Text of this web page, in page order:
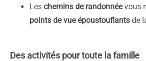
Les chemins de randonnéevous
points de vue époustouflants de
Des activités pour toute la famille